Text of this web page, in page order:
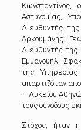
Κωνσταντίνος,
Αστυνομίας,
Διευθυντής
Αρκουμάνης
Διευθυντής της
Εμμανουήλ
της
απαρτιζόταν
– Λυκείου
τους συνοδούς
Στόχος, ήταν